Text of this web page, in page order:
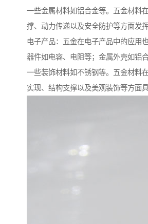
一些金属材料如铝合金等。五金材料
撑、动力传递以及安全防护等方面发
电子产品：五金在电子产品中的应用
器件如电容、电阻等；金属外壳如铝
一些装饰材料如不锈钢等。五金材料
实现、结构支撑以及美观装饰等方面具